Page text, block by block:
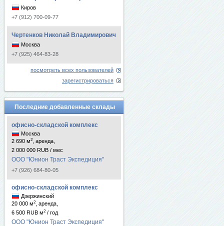
Киров
+7 (912) 700-09-77
Чертенков Николай Владимирович
Москва
+7 (925) 464-83-28
посмотреть всех пользователей
зарегистрироваться
Последние добавленные склады
офисно-складской комплекс
Москва
2 690 м2
, аренда,
2 000 000 RUB / мес
ООО "Юнион Траст Экспедиция"
+7 (926) 684-80-05
офисно-складской комплекс
Дзержинский
20 000 м2
, аренда,
6 500 RUB м2 / год
ООО "Юнион Траст Экспедиция"